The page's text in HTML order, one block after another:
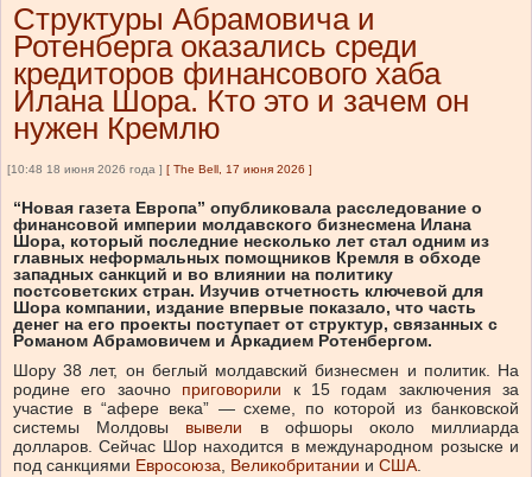
Структуры Абрамовича и
Ротенберга оказались среди
кредиторов финансового хаба
Илана Шора. Кто это и зачем он
нужен Кремлю
[10:48 18 июня 2026 года ] [ The Bell, 17 июня 2026 ]
“Новая газета Европа” опубликовала расследование о
финансовой империи молдавского бизнесмена Илана
Шора, который последние несколько лет стал одним из
главных неформальных помощников Кремля в обходе
западных санкций и во влиянии на политику
постсоветских стран. Изучив отчетность ключевой для
Шора компании, издание впервые показало, что часть
денег на его проекты поступает от структур, связанных с
Романом Абрамовичем и Аркадием Ротенбергом.
Шору 38 лет, он беглый молдавский бизнесмен и политик. На
родине его заочно приговорили к 15 годам заключения за
участие в “афере века” — схеме, по которой из банковской
системы Молдовы вывели в офшоры около миллиарда
долларов. Сейчас Шор находится в международном розыске и
под санкциями Евросоюза, Великобритании и США.